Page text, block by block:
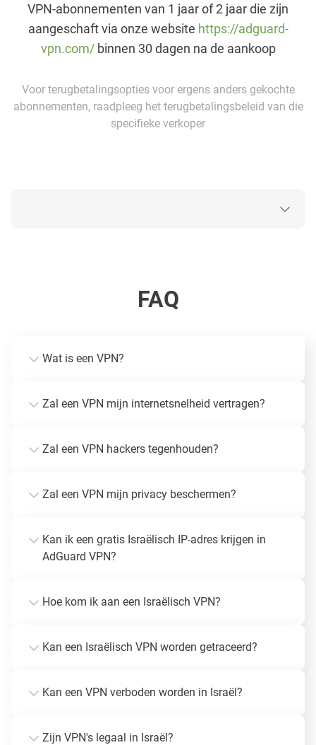
VPN-abonnementen van 1 jaar of 2 jaar die zijn
aangeschaft via onze website https://adguard-
vpn.com/binnen 30 dagen na de aankoop
Voor terugbetalingsopties voor ergens anders gekochte
abonnementen, raadpleeg het terugbetalingsbeleid van die
specifieke verkoper
FAQ
Wat is een VPN?
Zal een VPN mijn internetsnelheid vertragen?
Zal een VPN hackers tegenhouden?
Zal een VPN mijn privacy beschermen?
Kan ik een gratis Israëlisch IP-adres krijgen in
AdGuard VPN?
Hoe kom ik aan een Israëlisch VPN?
Kan een Israëlisch VPN worden getraceerd?
Kan een VPN verboden worden in Israël?
Zijn VPN's legaal in Israël?